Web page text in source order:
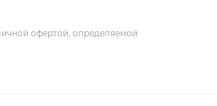
офертой, определяемой